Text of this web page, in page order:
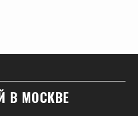
В МОСКВЕ